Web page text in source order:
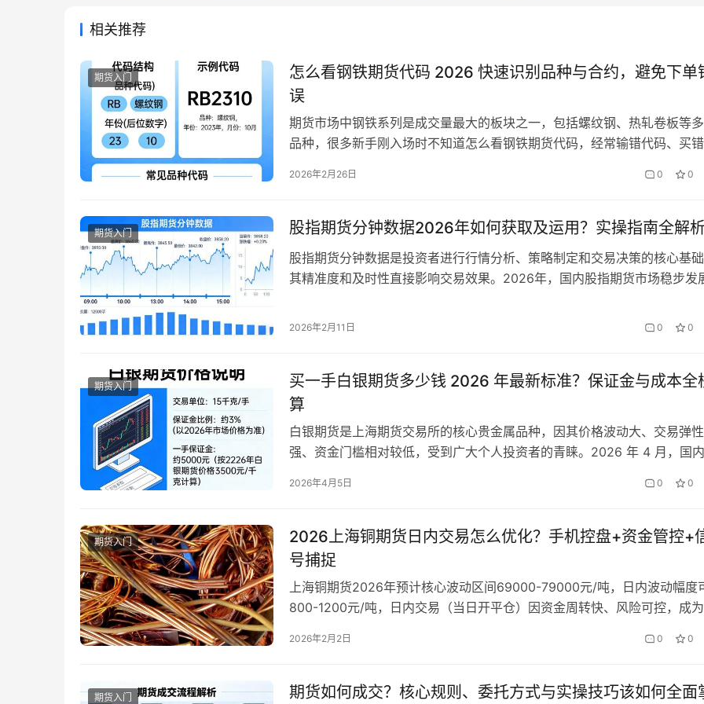
相关推荐
期货入门
怎么看钢铁期货代码 2026 快速识别品种与合约，避免下单
误
期货市场中钢铁系列是成交量最大的板块之一，包括螺纹钢、热轧卷板等
品种，很多新手刚入场时不知道怎么看钢铁期货代码，经常输错代码、买错
规则统一、逻辑简单，2026 年代码体系保持稳定，掌握一套方法就能快
保证交易安全的基…
2026年2月26日 0 0
期货入门 股指期货分钟数据2026年如何获取及运用？实操指南全解
股指期货分钟数据是投资者进行行情分析、策略制定和交易决策的核心基础
其精准度和及时性直接影响交易效果。2026年，国内股指期货市场稳步发
的重要性愈发凸显。很多投资者都会疑问，股指期货分钟数据2026年如何获
2026年2月11日 0 0
期货入门
买一手白银期货多少钱 2026 年最新标准？保证金与成本全
算
白银期货是上海期货交易所的核心贵金属品种，因其价格波动大、交易弹性
强、资金门槛相对较低，受到广大个人投资者的青睐。2026 年 4 月，国
标准也随市场风险进行了动态调整。精准核算一手白银期货的保证金、手
…
2026年4月5日 0 0
期货入门
2026上海铜期货日内交易怎么优化？手机控盘+资金管控+
号捕捉
上海铜期货2026年预计核心波动区间69000-79000元/吨，日内波动幅度
800-1200元/吨，日内交易（当日开平仓）因资金周转快、风险可控，成为
时、资金管控失控、日内波动频繁止损等问题，导致单次交易盈利覆盖不
2026年2月2日 0 0
期货入门 期货如何成交？核心规则、委托方式与实操技巧该如何全面